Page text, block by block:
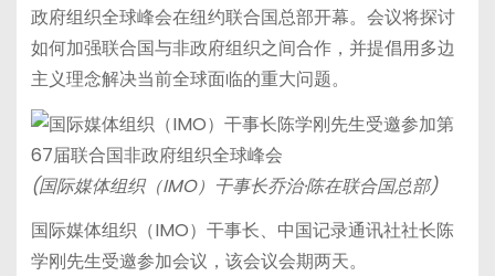
政府组织全球峰会在纽约联合国总部开幕。会议将探讨
如何加强联合国与非政府组织之间合作，并提倡用多边
主义理念解决当前全球面临的重大问题。
(国际媒体组织（IMO）干事长乔治·陈在联合国总部)
国际媒体组织（IMO）干事长、中国记录通讯社社长陈
学刚先生受邀参加会议，该会议会期两天。